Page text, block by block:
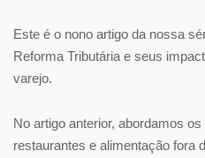
Este é o nono artigo da nossa
Reforma Tributária e seus
varejo.
No artigo anterior, abordamos
restaurantes e alimentação fora